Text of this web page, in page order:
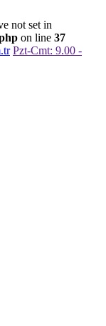
not set in
on line 37
Pzt-Cmt: 9.00 -